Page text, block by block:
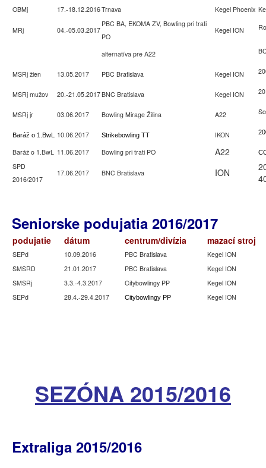
OBMj
17.-18.12.2016Trnava Kegel Phoenix
MRj 04.-05.03.2017
PBC BA, EKOMA ZV, Bowling pri trati
PO
Kegel ION
alternatíva pre A22
MSRj žien 13.05.2017 PBC Bratislava Kegel ION
MSRj mužov 20.-21.05.2017BNC Bratislava Kegel ION
MSRj jr 03.06.2017 Bowling Mirage Žilina A22
Baráž o 1.BwL 10.06.2017 Strikebowling TT IKON
Baráž o 1.BwL 11.06.2017 Bowling pri trati PO A22
SPD
2016/2017
17.06.2017 BNC Bratislava ION
Seniorske podujatia 2016/2017
podujatie dátum centrum/divízia mazací stroj
SEPd 10.09.2016 PBC Bratislava
Kegel ION
SMSRD
21.01.2017 PBC Bratislava
Kegel ION
SMSRj
3.3.-4.3.2017 Citybowlingy PP
Kegel ION
SEPd
28.4.-29.4.2017 Citybowlingy PP Kegel ION
SEZÓNA 2015/2016
Extraliga 2015/2016